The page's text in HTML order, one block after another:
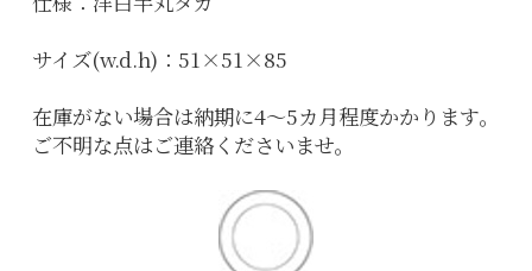
サイズ(w.d.h)：51×51×85
在庫がない場合は納期に4〜5カ月程度かかります。
ご不明な点はご連絡くださいませ。